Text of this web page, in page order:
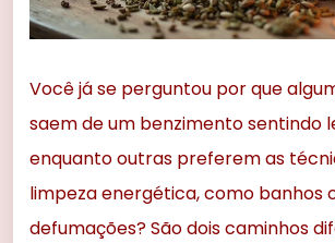
Você já se perguntou por que
saem de um benzimento sentindo
enquanto outras preferem as
limpeza energética, como banhos
defumações? São dois caminhos